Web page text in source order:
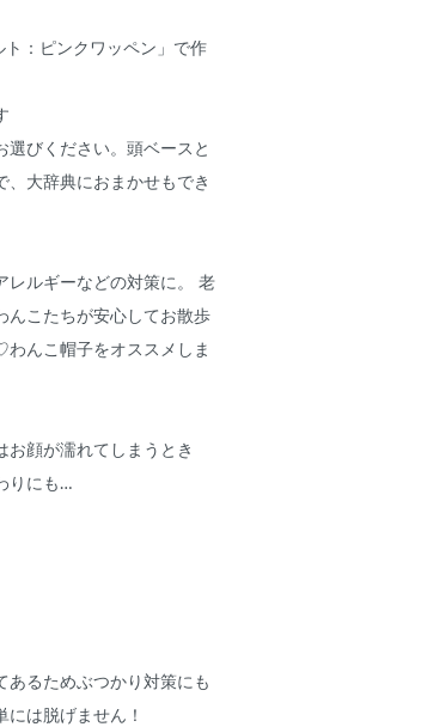
：ピンクワッペン」で作
選びください。頭ベースと
、大辞典におまかせもでき
レルギーなどの対策に。 老
んこたちが安心してお散歩
んこ帽子をオススメしま
お顔が濡れてしまうとき
りにも…
あるためぶつかり対策にも
は脱げません！